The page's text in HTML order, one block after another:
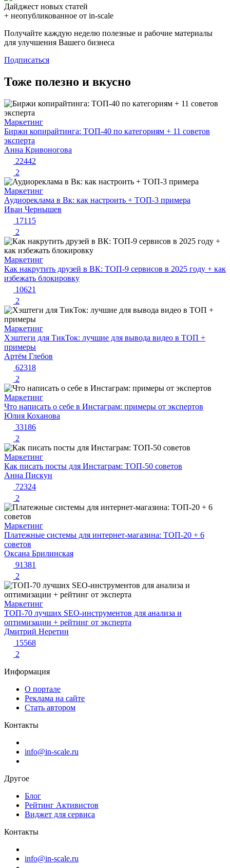
Дайджест новых статей
+ неопубликованное от in-scale
Получайте каждую неделю полезные и рабочие материалы
для улучшения Вашего бизнеса
Подписаться
Тоже полезно и вкусно
Маркетинг
Биржи копирайтинга: ТОП-40 по категориям + 11 советов
эксперта
Анна Кривоногова
22442
2
Маркетинг
Аудиореклама в Вк: как настроить + ТОП-3 примера
Иван Чернышев
17115
2
Маркетинг
Как накрутить друзей в ВК: ТОП-9 сервисов в 2025 году + как
избежать блокировку
10621
2
Маркетинг
Хэштеги для ТикТок: лучшие для вывода видео в ТОП +
примеры
Артём Глебов
62318
2
Маркетинг
Что написать о себе в Инстаграм: примеры от экспертов
Юлия Коханова
33186
2
Маркетинг
Как писать посты для Инстаграм: ТОП-50 советов
Анна Пискун
72324
2
Маркетинг
Платежные системы для интернет-магазина: ТОП-20 + 6
советов
Оксана Брилинская
91381
2
Маркетинг
ТОП-70 лучших SEO-инструментов для анализа и
оптимизации + рейтинг от эксперта
Дмитрий Неретин
15568
2
Информация
О портале
Реклама на сайте
Стать автором
Контакты
info@in-scale.ru
Другое
Блог
Рейтинг Активистов
Виджет для сервиса
Контакты
info@in-scale.ru